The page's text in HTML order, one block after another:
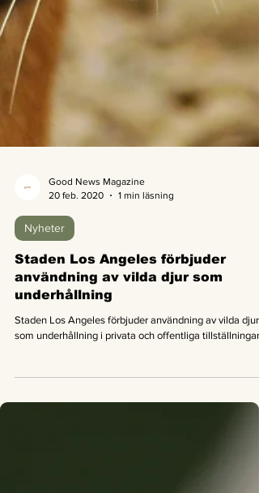
20 feb. 2020
Nyheter
Staden Los Angeles förbjuder
användning av vilda djur som
underhållning
Staden Los Angeles förbjuder användning av vilda djur